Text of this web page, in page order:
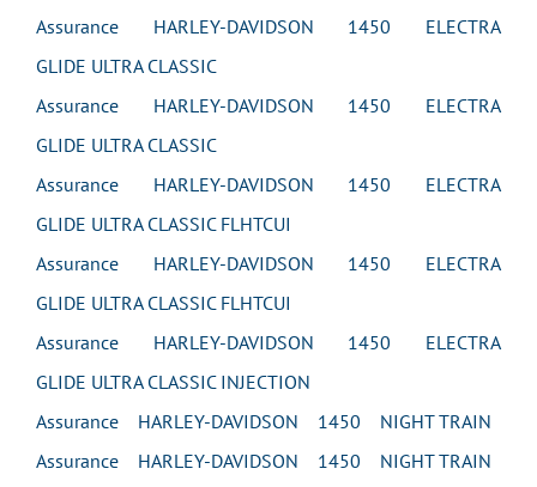
Assurance HARLEY-DAVIDSON 1450 ELECTRA
GLIDE ULTRA CLASSIC
Assurance HARLEY-DAVIDSON 1450 ELECTRA
GLIDE ULTRA CLASSIC
Assurance HARLEY-DAVIDSON 1450 ELECTRA
GLIDE ULTRA CLASSIC FLHTCUI
Assurance HARLEY-DAVIDSON 1450 ELECTRA
GLIDE ULTRA CLASSIC FLHTCUI
Assurance HARLEY-DAVIDSON 1450 ELECTRA
GLIDE ULTRA CLASSIC INJECTION
Assurance HARLEY-DAVIDSON 1450 NIGHT TRAIN
Assurance HARLEY-DAVIDSON 1450 NIGHT TRAIN